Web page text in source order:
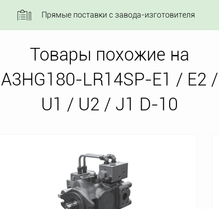
Прямые поставки с завода-изготовителя
Товары похожие на
A3HG180-LR14SP-E1 / E2 /
U1 / U2 / J1 D-10